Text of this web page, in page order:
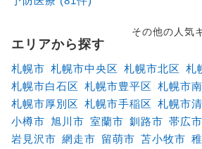
その他の人気
エリアから探す
札幌市 札幌市中央区 札幌市北区 札
札幌市白石区 札幌市豊平区 札幌市
札幌市厚別区 札幌市手稲区 札幌市
小樽市 旭川市 室蘭市 釧路市 帯広市
岩見沢市 網走市 留萌市 苫小牧市